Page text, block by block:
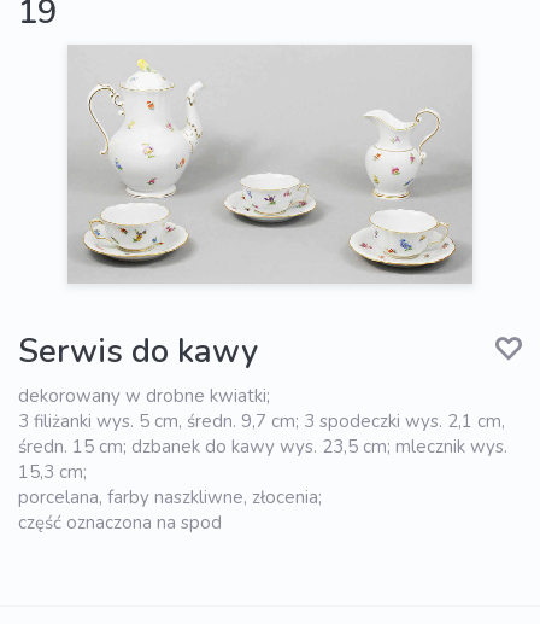
19
Serwis do kawy
dekorowany w drobne kwiatki;
3 filiżanki wys. 5 cm, średn. 9,7 cm; 3 spodeczki wys. 2,1 cm,
średn. 15 cm; dzbanek do kawy wys. 23,5 cm; mlecznik wys.
15,3 cm;
porcelana, farby naszkliwne, złocenia;
część oznaczona na spod